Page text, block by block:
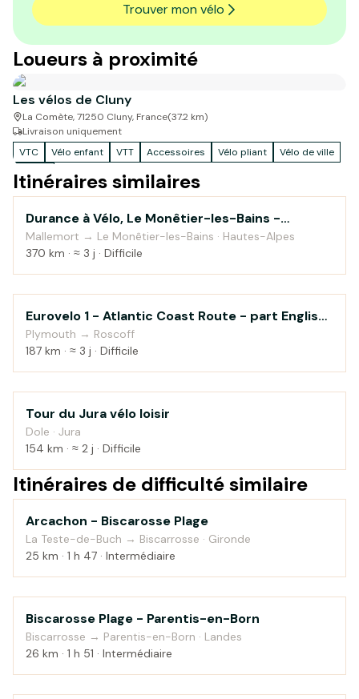
Trouver mon vélo
Loueurs à proximité
Les vélos de Cluny
La Comète, 71250 Cluny, France(37.2 km)
Livraison uniquement
VTC
Vélo enfant VTT Accessoires Vélo pliant
Vélo de ville
Cargo
Itinéraires similaires
Au fil de l'eau
Durance à Vélo, Le Monêtier-les-Bains -
Sisteron
Mallemort → Le Monêtier-les-Bains · Hautes-Alpes
370 km · ≈ 3 j · Difficile
Campagne
Eurovelo 1 - Atlantic Coast Route - part English
Channel
Plymouth → Roscoff
187 km · ≈ 3 j · Difficile
Montagne
Tour du Jura vélo loisir
Dole · Jura
154 km · ≈ 2 j · Difficile
Itinéraires de difficulté similaire
Bord de mer
Arcachon - Biscarosse Plage
La Teste-de-Buch → Biscarrosse · Gironde
25 km · 1 h 47 · Intermédiaire
Bord de mer
Biscarosse Plage - Parentis-en-Born
Biscarrosse → Parentis-en-Born · Landes
26 km · 1 h 51 · Intermédiaire